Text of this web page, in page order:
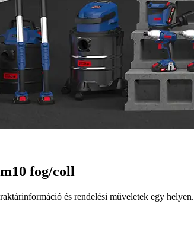
fog/coll
és rendelési műveletek egy helyen.